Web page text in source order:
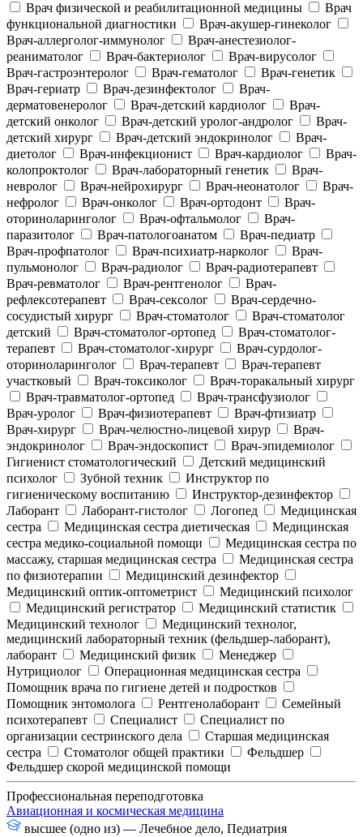
Врач физической и реабилитационной медицины
Врач
функциональной диагностики
Врач-акушер-гинеколог
Врач-аллерголог-иммунолог
Врач-анестезиолог-
реаниматолог
Врач-бактериолог
Врач-вирусолог
Врач-гастроэнтеролог
Врач-гематолог
Врач-генетик
Врач-гериатр
Врач-дезинфектолог
Врач-
дерматовенеролог
Врач-детский кардиолог
Врач-
детский онколог
Врач-детский уролог-андролог
Врач-
детский хирург
Врач-детский эндокринолог
Врач-
диетолог
Врач-инфекционист Врач-кардиолог
Врач-
колопроктолог
Врач-лабораторный генетик
Врач-
невролог
Врач-нейрохирург Врач-неонатолог
Врач-
нефролог
Врач-онколог Врач-ортодонт
Врач-
оториноларинголог
Врач-офтальмолог
Врач-
паразитолог
Врач-патологоанатом
Врач-педиатр
Врач-профпатолог
Врач-психиатр-нарколог
Врач-
пульмонолог
Врач-радиолог
Врач-радиотерапевт
Врач-ревматолог
Врач-рентгенолог
Врач-
рефлексотерапевт
Врач-сексолог
Врач-сердечно-
сосудистый хирург
Врач-стоматолог
Врач-стоматолог
детский
Врач-стоматолог-ортопед
Врач-стоматолог-
терапевт
Врач-стоматолог-хирург
Врач-сурдолог-
оториноларинголог
Врач-терапевт
Врач-терапевт
участковый
Врач-токсиколог
Врач-торакальный хирург
Врач-травматолог-ортопед
Врач-трансфузиолог
Врач-уролог
Врач-физиотерапевт
Врач-фтизиатр
Врач-хирург
Врач-челюстно-лицевой хирур
Врач-
эндокринолог
Врач-эндоскопист
Врач-эпидемиолог
Гигиенист стоматологический
Детский медицинский
психолог
Зубной техник
Инструктор по
гигиеническому воспитанию
Инструктор-дезинфектор
Лаборант
Лаборант-гистолог Логопед
Медицинская
сестра
Медицинская сестра диетическая
Медицинская
сестра медико-социальной помощи
Медицинская сестра по
массажу, старшая медицинская сестра
Медицинская сестра
по физиотерапии
Медицинский дезинфектор
Медицинский оптик-оптометрист
Медицинский психолог
Медицинский регистратор
Медицинский статистик
Медицинский технолог
Медицинский технолог,
медицинский лабораторный техник (фельдшер-лаборант),
лаборант
Медицинский физик
Менеджер
Нутрициолог
Операционная медицинская сестра
Помощник врача по гигиене детей и подростков
Помощник энтомолога
Рентгенолаборант
Семейный
психотерапевт
Специалист
Специалист по
организации сестринского дела
Старшая медицинская
сестра
Стоматолог общей практики
Фельдшер
Фельдшер скорой медицинской помощи
Профессиональная переподготовка
Авиационная и космическая медицина
высшее (одно из) — Лечебное дело, Педиатрия